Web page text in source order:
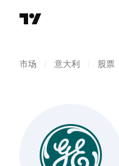
市场 意大利 股票